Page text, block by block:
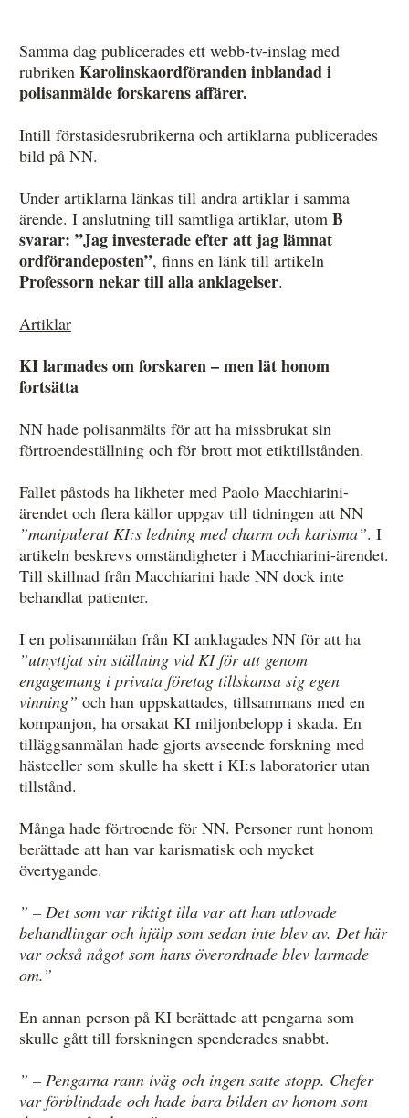
Samma dag publicerades ett webb-tv-inslag med
rubriken Karolinskaordföranden inblandad i
polisanmälde forskarens affärer.
Intill förstasidesrubrikerna och artiklarna publicerades
bild på NN.
Under artiklarna länkas till andra artiklar i samma
ärende. I anslutning till samtliga artiklar, utom B
svarar: ”Jag investerade efter att jag lämnat
ordförandeposten”, finns en länk till artikeln
Professorn nekar till alla anklagelser.
Artiklar
KI larmades om forskaren – men lät honom
fortsätta
NN hade polisanmälts för att ha missbrukat sin
förtroendeställning och för brott mot etiktillstånden.
Fallet påstods ha likheter med Paolo Macchiarini-
ärendet och flera källor uppgav till tidningen att NN
”manipulerat KI:s ledning med charm och karisma”. I
artikeln beskrevs omständigheter i Macchiarini-ärendet.
Till skillnad från Macchiarini hade NN dock inte
behandlat patienter.
I en polisanmälan från KI anklagades NN för att ha
”utnyttjat sin ställning vid KI för att genom
engagemang i privata företag tillskansa sig egen
vinning” och han uppskattades, tillsammans med en
kompanjon, ha orsakat KI miljonbelopp i skada. En
tilläggsanmälan hade gjorts avseende forskning med
hästceller som skulle ha skett i KI:s laboratorier utan
tillstånd.
Många hade förtroende för NN. Personer runt honom
berättade att han var karismatisk och mycket
övertygande.
” – Det som var riktigt illa var att han utlovade
behandlingar och hjälp som sedan inte blev av. Det här
var också något som hans överordnade blev larmade
om.”
En annan person på KI berättade att pengarna som
skulle gått till forskningen spenderades snabbt.
” – Pengarna rann iväg och ingen satte stopp. Chefer
var förblindade och hade bara bilden av honom som